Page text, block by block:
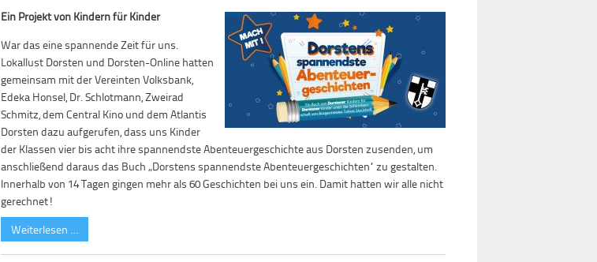
Ein Projekt von Kindern für Kinder
War das eine spannende Zeit für uns.
Lokallust Dorsten und Dorsten-Online hatten
gemeinsam mit der Vereinten Volksbank,
Edeka Honsel, Dr. Schlotmann, Zweirad
Schmitz, dem Central Kino und dem Atlantis
Dorsten dazu aufgerufen, dass uns Kinder
der Klassen vier bis acht ihre spannendste Abenteuergeschichte aus Dorsten zusenden, um
anschließend daraus das Buch „Dorstens spannendste Abenteuergeschichten“ zu gestalten.
Innerhalb von 14 Tagen gingen mehr als 60 Geschichten bei uns ein. Damit hatten wir alle nicht
gerechnet!
Weiterlesen …